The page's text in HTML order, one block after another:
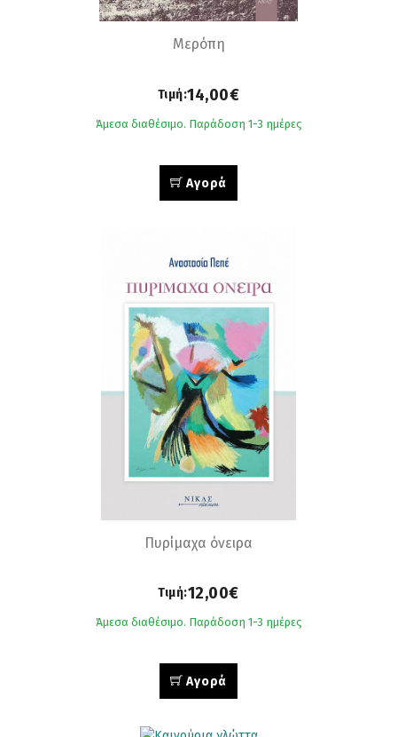
Mερόπη
Τιμή:14,00€
Άμεσα διαθέσιμο. Παράδοση 1-3 ημέρες
Αγορά
Πυρίμαχα όνειρα
Τιμή:12,00€
Άμεσα διαθέσιμο. Παράδοση 1-3 ημέρες
Αγορά